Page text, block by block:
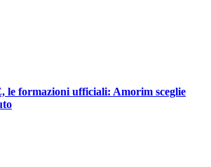
le formazioni ufficiali: Amorim sceglie